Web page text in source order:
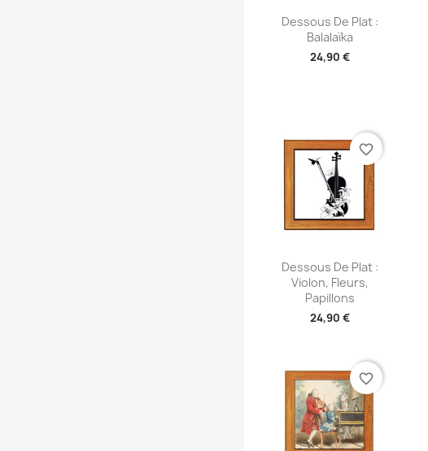
Aperçu rapide
Dessous De Plat :
Balalaïka
24,90 €
Aperçu rapide
Dessous De Plat :
Violon, Fleurs,
Papillons
24,90 €
favorite_border
favorite_border